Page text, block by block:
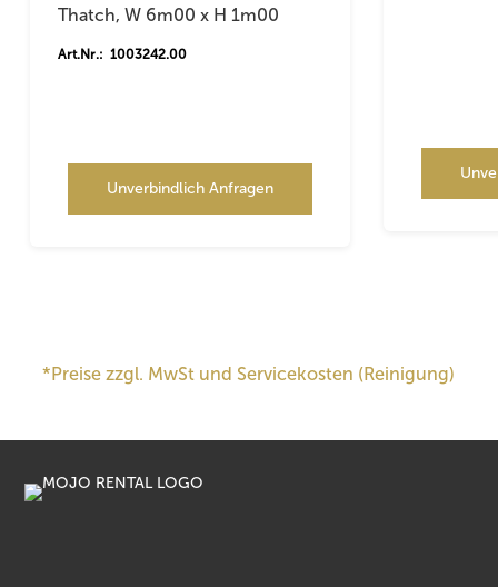
Thatch, W 6m00 x H 1m00
Art.Nr.: 1003242.00
Unverbindlich Anfragen
*Preise zzgl. MwSt und Servicekosten (Reinigung)